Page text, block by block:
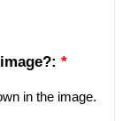
*
in the image.